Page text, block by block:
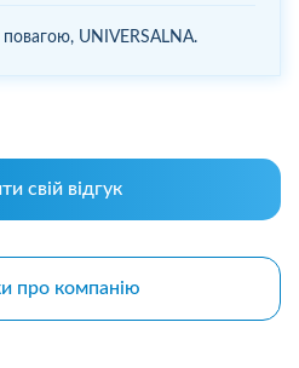
UNIVERSALNA.
свій відгук
про компанію